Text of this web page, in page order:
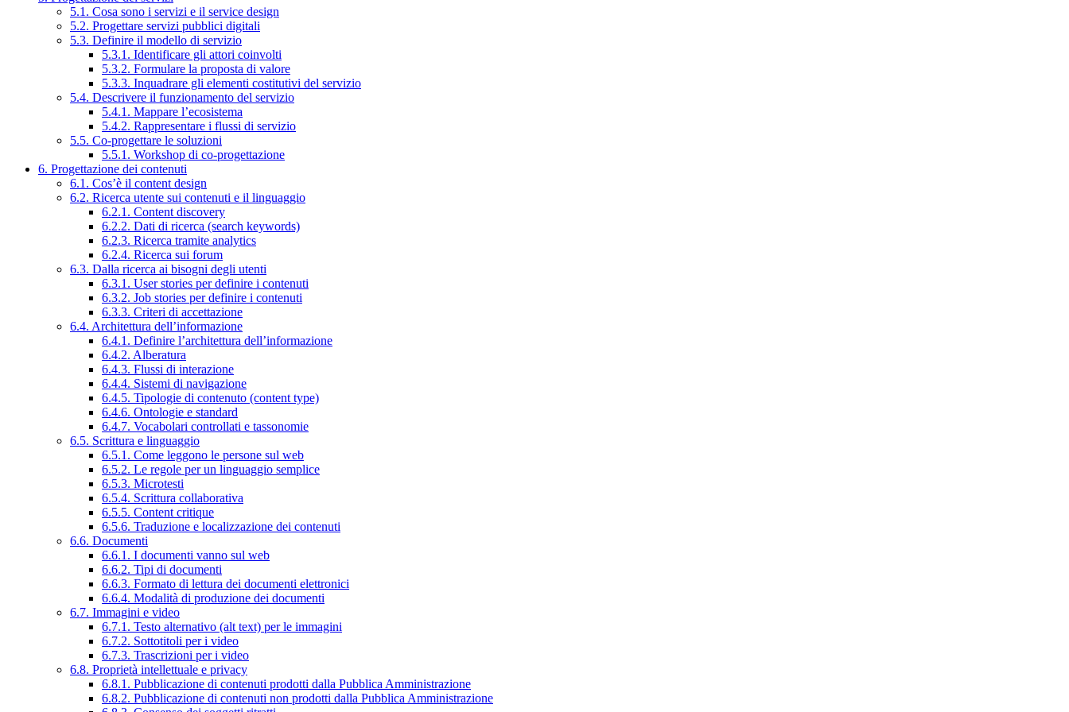
5.1. Cosa sono i servizi e il service design
5.2. Progettare servizi pubblici digitali
5.3. Definire il modello di servizio
5.3.1. Identificare gli attori coinvolti
5.3.2. Formulare la proposta di valore
5.3.3. Inquadrare gli elementi costitutivi del servizio
5.4. Descrivere il funzionamento del servizio
5.4.1. Mappare l’ecosistema
5.4.2. Rappresentare i flussi di servizio
5.5. Co-progettare le soluzioni
5.5.1. Workshop di co-progettazione
6. Progettazione dei contenuti
6.1. Cos’è il content design
6.2. Ricerca utente sui contenuti e il linguaggio
6.2.1. Content discovery
6.2.2. Dati di ricerca (search keywords)
6.2.3. Ricerca tramite analytics
6.2.4. Ricerca sui forum
6.3. Dalla ricerca ai bisogni degli utenti
6.3.1. User stories per definire i contenuti
6.3.2. Job stories per definire i contenuti
6.3.3. Criteri di accettazione
6.4. Architettura dell’informazione
6.4.1. Definire l’architettura dell’informazione
6.4.2. Alberatura
6.4.3. Flussi di interazione
6.4.4. Sistemi di navigazione
6.4.5. Tipologie di contenuto (content type)
6.4.6. Ontologie e standard
6.4.7. Vocabolari controllati e tassonomie
6.5. Scrittura e linguaggio
6.5.1. Come leggono le persone sul web
6.5.2. Le regole per un linguaggio semplice
6.5.3. Microtesti
6.5.4. Scrittura collaborativa
6.5.5. Content critique
6.5.6. Traduzione e localizzazione dei contenuti
6.6. Documenti
6.6.1. I documenti vanno sul web
6.6.2. Tipi di documenti
6.6.3. Formato di lettura dei documenti elettronici
6.6.4. Modalità di produzione dei documenti
6.7. Immagini e video
6.7.1. Testo alternativo (alt text) per le immagini
6.7.2. Sottotitoli per i video
6.7.3. Trascrizioni per i video
6.8. Proprietà intellettuale e privacy
6.8.1. Pubblicazione di contenuti prodotti dalla Pubblica Amministrazione
6.8.2. Pubblicazione di contenuti non prodotti dalla Pubblica Amministrazione